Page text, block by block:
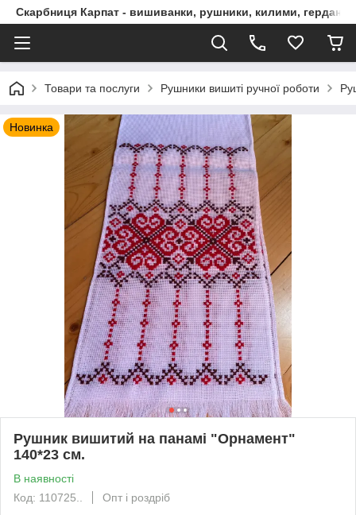
Скарбниця Карпат - вишиванки, рушники, килими, гердани,
Товари та послуги Рушники вишиті ручної роботи
Новинка
Рушник вишитий на панамі "Орнамент"
140*23 см.
В наявності
Код: 110725..
Опт і роздріб